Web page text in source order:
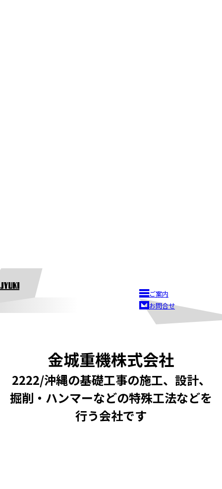
金城重機株式会社
2222/沖縄の基礎工事の施工、設計、
掘削・ハンマーなどの特殊工法などを
行う会社です
ご案内
お問合せ